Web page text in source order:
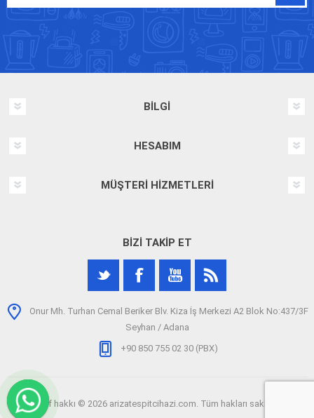
BILGI
HESABIM
MÜŞTERI HIZMETLERI
BIZI TAKIP ET
Onur Mh. Turhan Cemal Beriker Blv. Kiza İş Merkezi A2 Blok No:437/3F
Seyhan / Adana
+90 850 755 02 30 (PBX)
Telif hakkı © 2026 arizatespitcihazi.com. Tüm hakları saklıdır.